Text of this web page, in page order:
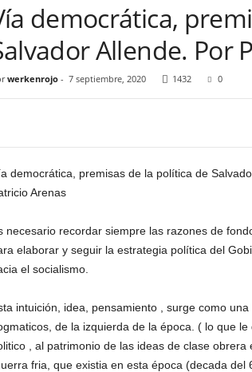
democrática,
Allende. Por
werkenrojo- 7 septiembre, 2020 1432 0
democrática, premisas de la política de
Arenas
necesario recordar siempre las razones de
elaborar y seguir la estrategia política del
el socialismo.
intuición, idea, pensamiento , surge como
de la izquierda de la época. ( lo que
, al patrimonio de las ideas de clase
fria, que existia en esta época (decada